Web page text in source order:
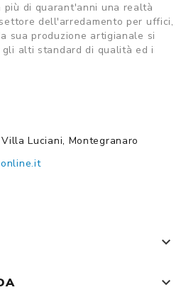
più di quarant'anni una realtà
dell'arredamento per uffici,
sua produzione artigianale si
gli alti standard di qualità ed i
Luciani, Montegranaro
keyboard_arrow_down
keyboard_arrow_down